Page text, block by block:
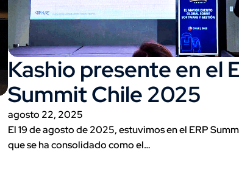
Kashio presente en el
Summit Chile 2025
agosto 22, 2025
El 19 de agosto de 2025, estuvimos en el ERP
que se ha consolidado como el…